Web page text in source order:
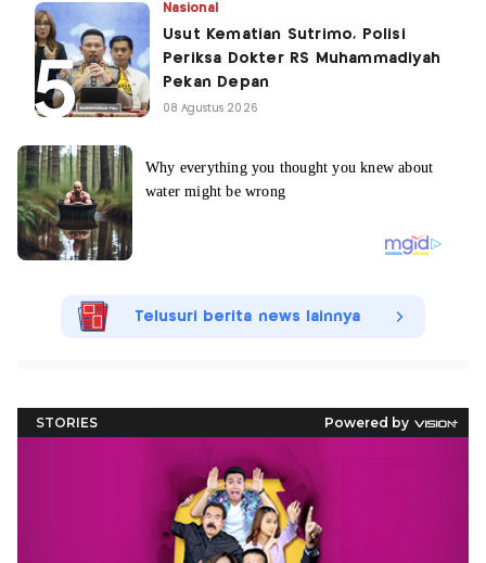
Nasional
Usut Kematian Sutrimo, Polisi
Periksa Dokter RS Muhammadiyah
Pekan Depan
08 Agustus 2026
Telusuri berita news lainnya